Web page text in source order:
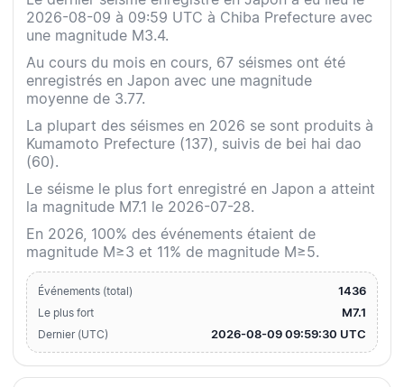
2026-08-09 à 09:59 UTC à Chiba Prefecture avec
une magnitude M3.4.
Au cours du mois en cours, 67 séismes ont été
enregistrés en Japon avec une magnitude
moyenne de 3.77.
La plupart des séismes en 2026 se sont produits à
Kumamoto Prefecture (137), suivis de bei hai dao
(60).
Le séisme le plus fort enregistré en Japon a atteint
la magnitude M7.1 le 2026-07-28.
En 2026, 100% des événements étaient de
magnitude M≥3 et 11% de magnitude M≥5.
Événements (total) 1436
Le plus fort M7.1
Dernier (UTC) 2026-08-09 09:59:30 UTC